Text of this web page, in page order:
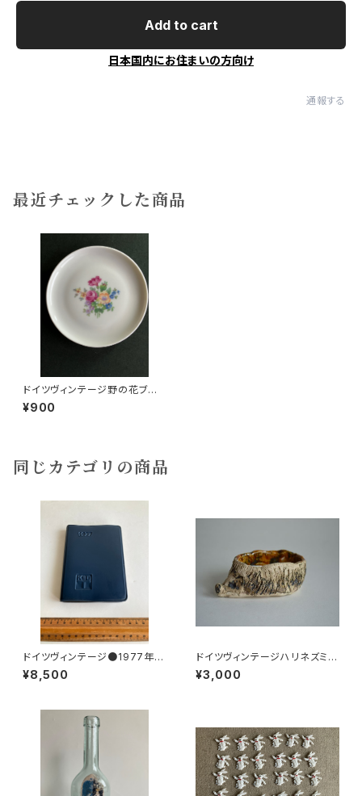
Add to cart
日本国内にお住まいの方向け
通報する
最近チェックした商品
ドイツヴィンテージ野の花ブー
ケ飾り皿b
¥900
同じカテゴリの商品
ドイツヴィンテージ●1977年ポ
ケットカレンダーKDT手帳未使
用DDR
¥8,500
ドイツヴィンテージハリネズミの
小皿b
¥3,000